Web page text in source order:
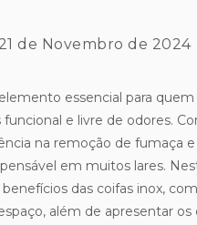
de Novembro de 2024
essencial para quem
e livre de odores.
na remoção de fumaça
em muitos lares.
das coifas inox,
além de apresentar